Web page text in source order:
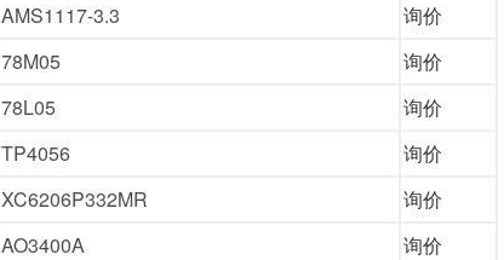
AMS1117-3.3
询价
78M05
询价
78L05
询价
TP4056
询价
XC6206P332MR
询价
AO3400A
询价